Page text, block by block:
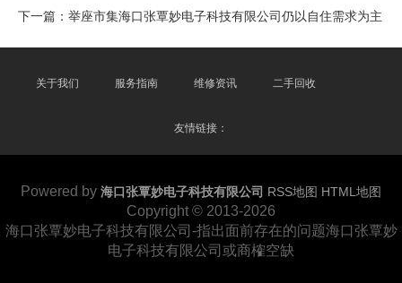
下一篇： 举座市集海口张覃妙电子科技有限公司仍以自住需求为主
关于我们 服务指南 维修资讯 二手回收
友情链接：
Powered by 海口张覃妙电子科技有限公司 RSS地图 HTML地图
Copyright © 2013-2026
海口张覃妙电子科技有限公司-指出面前存在的问题海口张覃妙
电子科技有限公司或商榷空缺